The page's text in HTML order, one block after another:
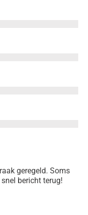
geregeld. Soms
bericht terug!